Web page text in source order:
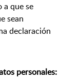
a que se
sean
declaración
personales: